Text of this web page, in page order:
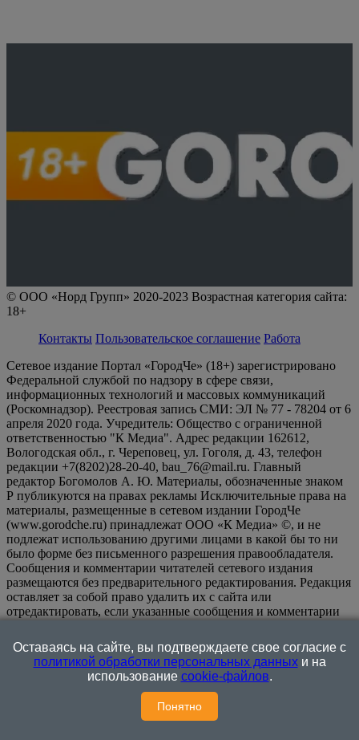
© ООО «Норд Групп» 2020-2023 Возрастная категория сайта:
18+
Контакты Пользовательское соглашение Работа
Сетевое издание Портал «ГородЧе» (18+) зарегистрировано
Федеральной службой по надзору в сфере связи,
информационных технологий и массовых коммуникаций
(Роскомнадзор). Реестровая запись СМИ: ЭЛ № 77 - 78204 от 6
апреля 2020 года. Учредитель: Общество с ограниченной
ответственностью "К Медиа". Адрес редакции 162612,
Вологодская обл., г. Череповец, ул. Гоголя, д. 43, телефон
редакции +7(8202)28-20-40, bau_76@mail.ru. Главный
редактор Богомолов А. Ю. Материалы, обозначенные знаком
Р публикуются на правах рекламы Исключительные права на
материалы, размещенные в сетевом издании ГородЧе
(www.gorodche.ru) принадлежат ООО «К Медиа» ©, и не
подлежат использованию другими лицами в какой бы то ни
было форме без письменного разрешения правообладателя.
Сообщения и комментарии читателей сетевого издания
размещаются без предварительного редактирования. Редакция
оставляет за собой право удалить их с сайта или
отредактировать, если указанные сообщения и комментарии
или нарушением иных требований закона.
информационном ресурсе применяются рекомендательные
технологии (информационные технологии предоставления
информации на основе сбора, систематизации и анализа
сведений, относящихся к предпочтениям пользователей сети
"Интернет", находящихся на территории Российской
Оставаясь на сайте, вы подтверждаете свое согласие с
политикой обработки персональных данныхи на
использование cookie-файлов.
Понятно